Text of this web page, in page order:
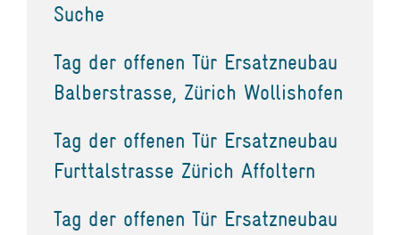
Suche
Tag der offenen Tür Ersatzneubau
Balberstrasse, Zürich Wollishofen
Tag der offenen Tür Ersatzneubau
Furttalstrasse Zürich Affoltern
Tag der offenen Tür Ersatzneubau